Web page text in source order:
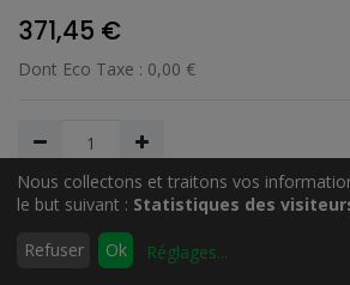
Rechercher
371,45 €
Dont Eco Taxe : 0,00 €
Ajouter au Panier
Nous collectons et traitons vos
le but suivant : Statistiques des
Refuser Ok Réglages...